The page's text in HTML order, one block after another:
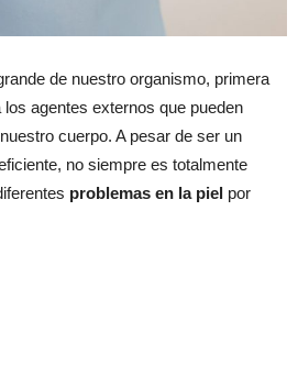
de nuestro organismo, primera
agentes externos que pueden
cuerpo. A pesar de ser un
no siempre es totalmente
problemas en la piel por